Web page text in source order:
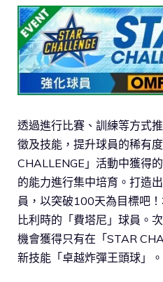
透過進行比賽、訓練等方式
徵及技能，提升球員的稀有
CHALLENGE」活動中獲得
的能力進行集中培育。打造
員，以突破100天為目標吧
比利時的「費塔尼」球員。
機會獲得只有在「STAR
新技能「卓越炸彈王頭球」。